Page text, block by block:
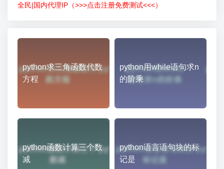
全民|国内代理IP（>>>点击注册免费测试<<<）
python求三角函数代数
方程
python用while语句求n
的阶乘
python函数计算三个数
减
python语言语句块的标
记是